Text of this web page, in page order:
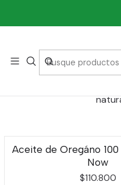
Aceite de Oregáno
Now
$110.800